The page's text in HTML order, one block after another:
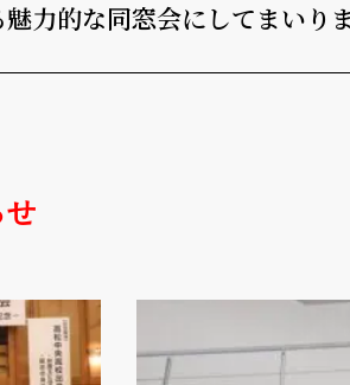
力的な同窓会にしてまいりま
せ